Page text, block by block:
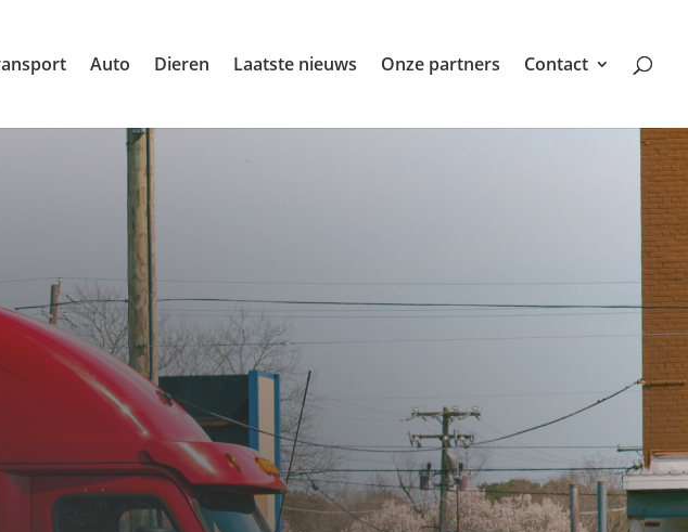
Auto Dieren Laatste nieuws Onze partners Contact